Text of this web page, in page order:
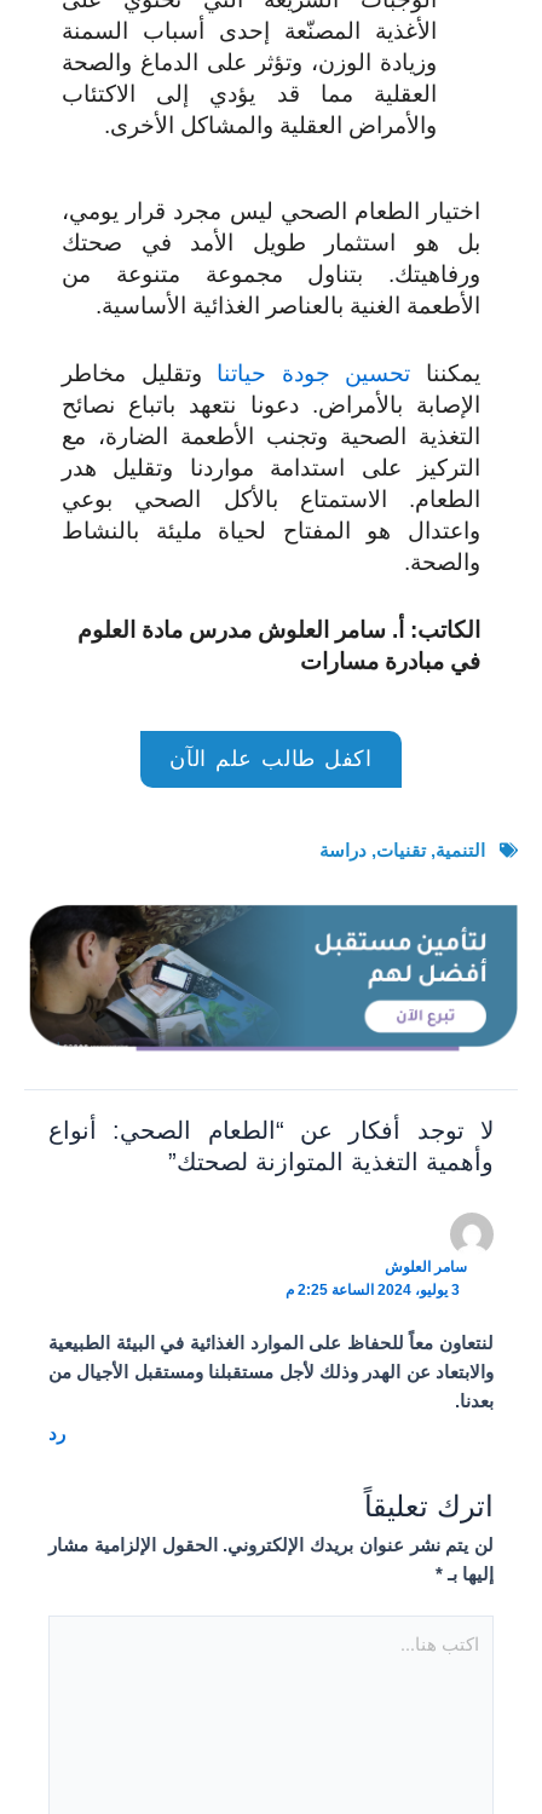
الأغذية المصنّعة إحدى أسباب السمنة
وزيادة الوزن، وتؤثر على الدماغ والصحة
العقلية مما قد يؤدي إلى الاكتئاب
والأمراض العقلية والمشاكل الأخرى.
اختيار الطعام الصحي ليس مجرد قرار يومي،
بل هو استثمار طويل الأمد في صحتك
ورفاهيتك. بتناول مجموعة متنوعة من
الأطعمة الغنية بالعناصر الغذائية الأساسية.
يمكننا تحسين جودة حياتنا وتقليل مخاطر
الإصابة بالأمراض. دعونا نتعهد باتباع نصائح
التغذية الصحية وتجنب الأطعمة الضارة، مع
التركيز على استدامة مواردنا وتقليل هدر
الطعام. الاستمتاع بالأكل الصحي بوعي
واعتدال هو المفتاح لحياة مليئة بالنشاط
والصحة.
الكاتب: أ. سامر العلوش مدرس مادة العلوم
في مبادرة مسارات
اكفل طالب علم الآن
التنمية,تقنيات, دراسة
لا توجد أفكار عن “الطعام الصحي: أنواع
وأهمية التغذية المتوازنة لصحتك”
سامر العلوش
3 يوليو، 2024 الساعة 2:25 م
لنتعاون معاً للحفاظ على الموارد الغذائية في البيئة الطبيعية
والابتعاد عن الهدر وذلك لأجل مستقبلنا ومستقبل الأجيال من
بعدنا.
رد
اترك تعليقاً
لن يتم نشر عنوان بريدك الإلكتروني.
الحقول الإلزامية مشار
إليها بـ*